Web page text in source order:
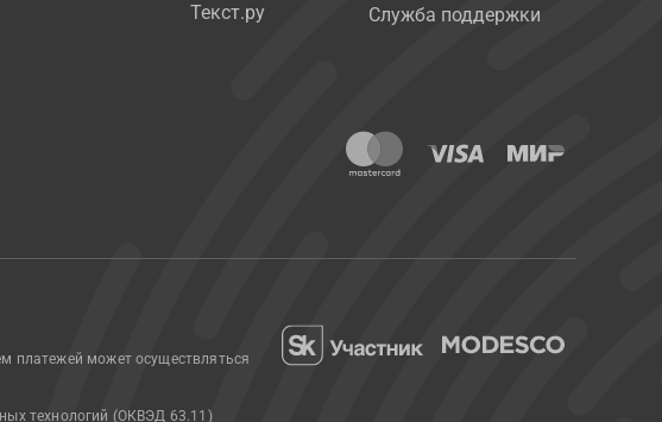
Текст.ру
Служба поддержки
платежей может осуществляться
технологий (ОКВЭД 63.11)